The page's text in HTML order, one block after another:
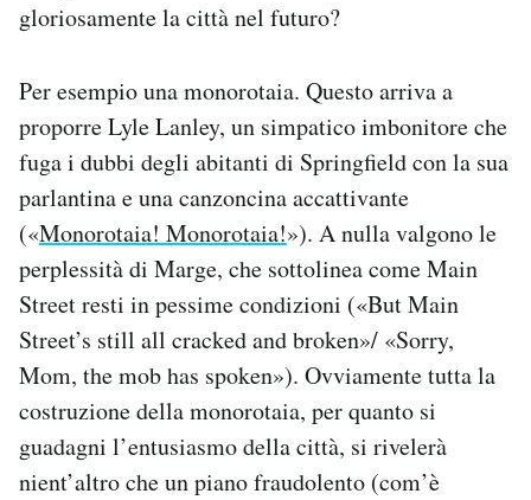
gloriosamente la città nel futuro?
Per esempio una monorotaia. Questo arriva a
proporre Lyle Lanley, un simpatico imbonitore che
fuga i dubbi degli abitanti di Springfield con la sua
parlantina e una canzoncina accattivante
(«Monorotaia! Monorotaia!»). A nulla valgono le
perplessità di Marge, che sottolinea come Main
Street resti in pessime condizioni («But Main
Street’s still all cracked and broken»/ «Sorry,
Mom, the mob has spoken»). Ovviamente tutta la
costruzione della monorotaia, per quanto si
guadagni l’entusiasmo della città, si rivelerà
nient’altro che un piano fraudolento (com’è